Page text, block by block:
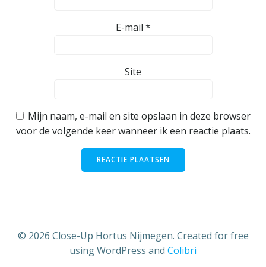
E-mail *
Site
Mijn naam, e-mail en site opslaan in deze browser
voor de volgende keer wanneer ik een reactie plaats.
© 2026 Close-Up Hortus Nijmegen. Created for free
using WordPress and Colibri